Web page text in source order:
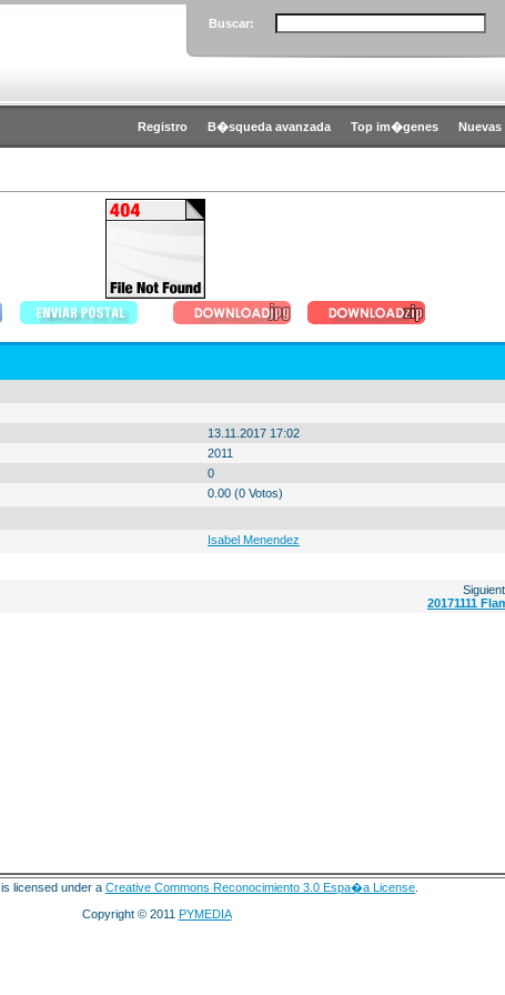
Buscar:
Registro B�squeda avanzada Top im�genes
13.11.2017 17:02
2011
0
0.00 (0 Votos)
Isabel Menendez
20171111
is licensed under a Creative Commons Reconocimiento 3.0 Espa�a License
Copyright © 2011 PYMEDIA